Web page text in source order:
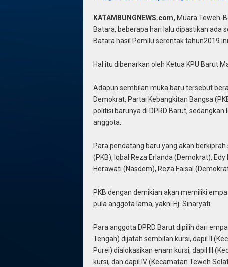
KATAMBUNGNEWS.com, Muara Teweh-
Batara, beberapa hari lalu dipastikan ada
Batara hasil Pemilu serentak tahun2019 ini.
Hal itu dibenarkan oleh Ketua KPU Barut
Adapun sembilan muka baru tersebut
Demokrat, Partai Kebangkitan Bangsa
politisi barunya di DPRD Barut,
anggota.
Para pendatang baru yang akan
(PKB), Iqbal Reza Erlanda (Demokrat),
Herawati (Nasdem), Reza Faisal
PKB dengan demikian akan memiliki
pula anggota lama, yakni Hj. Sinaryati.
Para anggota DPRD Barut dipilih dari
Tengah) dijatah sembilan kursi, dapil II
Purei) dialokasikan enam kursi, dapil III
kursi, dan dapil IV (Kecamatan Teweh